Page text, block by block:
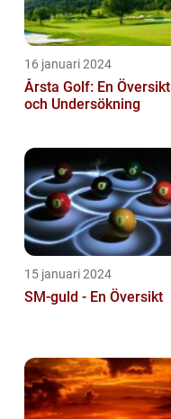
16 januari 2024
Årsta Golf: En Översikt
och Undersökning
15 januari 2024
SM-guld - En Översikt